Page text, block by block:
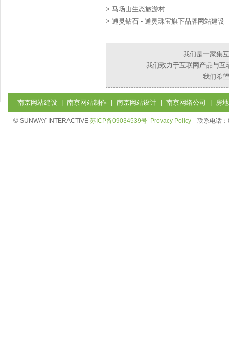
> 马场山生态旅游村
> 通灵钻石 - 通灵珠宝旗下品牌网站建设
我们是一家集
我们致力于互联网产品与互
我们希
南京网站建设 南京网站制作 南京网站设计 南京网络公司 房
© SUNWAY INTERACTIVE 苏ICP备09034539号 Provacy Policy 联系电话